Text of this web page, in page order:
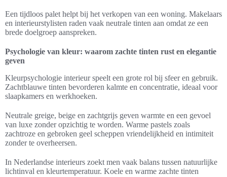
Een tijdloos palet helpt bij het verkopen van een woning. Makelaars
en interieurstylisten raden vaak neutrale tinten aan omdat ze een
brede doelgroep aanspreken.
Psychologie van kleur: waarom zachte tinten rust en elegantie
geven
Kleurpsychologie interieur speelt een grote rol bij sfeer en gebruik.
Zachtblauwe tinten bevorderen kalmte en concentratie, ideaal voor
slaapkamers en werkhoeken.
Neutrale greige, beige en zachtgrijs geven warmte en een gevoel
van luxe zonder opzichtig te worden. Warme pastels zoals
zachtroze en gebroken geel scheppen vriendelijkheid en intimiteit
zonder te overheersen.
In Nederlandse interieurs zoekt men vaak balans tussen natuurlijke
lichtinval en kleurtemperatuur. Koele en warme zachte tinten